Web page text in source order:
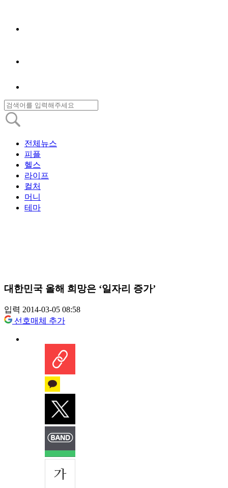
전체뉴스
피플
헬스
라이프
컬처
머니
테마
대한민국 올해 희망은 ‘일자리 증가’
입력 2014-03-05 08:58
선호매체 추가